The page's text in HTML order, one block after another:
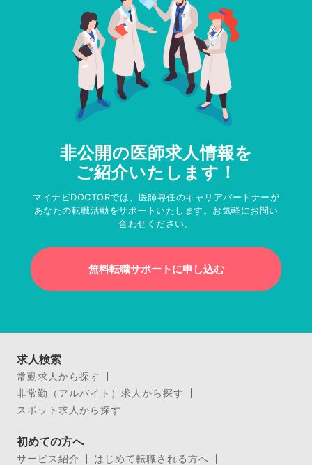
非公開の医師求人情報を
ご紹介いたします！
マイナビDOCTORでは、医師専任のキャリアパートナーが
あなたの転職活動をサポートいたします。お気軽にお問い
合わせください。
無料転職サポートに申し込む
求人検索
常勤求人から探す
非常勤（アルバイト）求人から探す
スポット求人から探す
初めての方へ
サービス紹介
はじめて転職される方へ